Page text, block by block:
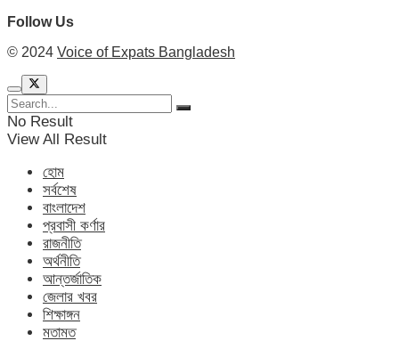
Follow Us
© 2024 Voice of Expats Bangladesh
No Result
View All Result
হোম
সর্বশেষ
বাংলাদেশ
প্রবাসী কর্ণার
রাজনীতি
অর্থনীতি
আন্তর্জাতিক
জেলার খবর
শিক্ষাঙ্গন
মতামত